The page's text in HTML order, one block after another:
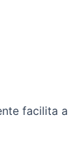
facilita a